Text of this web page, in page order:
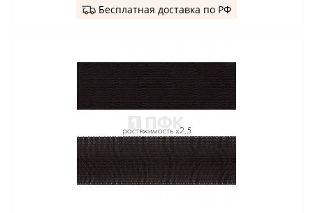
Бесплатная доставка по РФ